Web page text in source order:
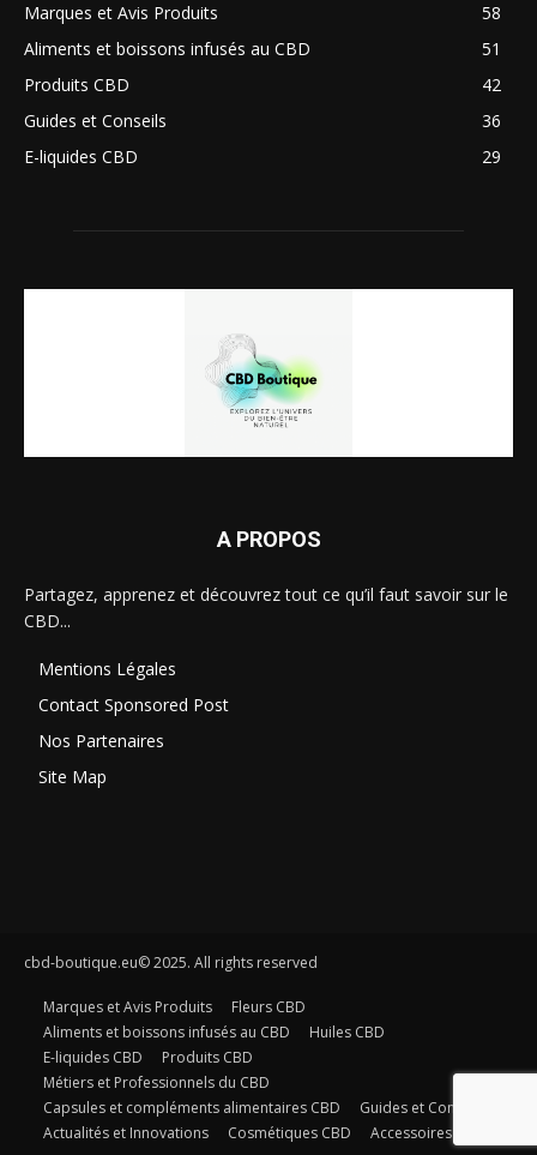
Marques et Avis Produits
58
Aliments et boissons infusés au CBD
51
Produits CBD
42
Guides et Conseils
36
E-liquides CBD
29
A PROPOS
Partagez, apprenez et découvrez tout ce qu’il faut savoir sur le
CBD...
Mentions Légales
Contact Sponsored Post
Nos Partenaires
Site Map
cbd-boutique.eu© 2025. All rights reserved
Marques et Avis Produits
Fleurs CBD
Aliments et boissons infusés au CBD
Huiles CBD
E-liquides CBD
Produits CBD
Métiers et Professionnels du CBD
Capsules et compléments alimentaires CBD
Guides et Conseils
Actualités et Innovations
Cosmétiques CBD Accessoires CBD